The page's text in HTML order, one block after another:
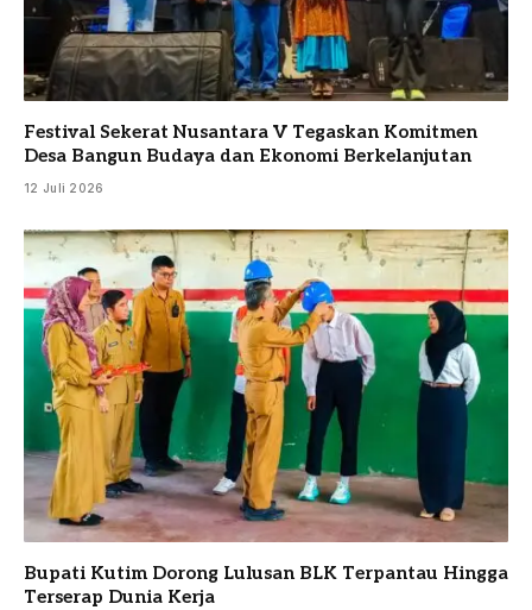
Festival Sekerat Nusantara V Tegaskan Komitmen
Desa Bangun Budaya dan Ekonomi Berkelanjutan
12 Juli 2026
Bupati Kutim Dorong Lulusan BLK Terpantau Hingga
Terserap Dunia Kerja